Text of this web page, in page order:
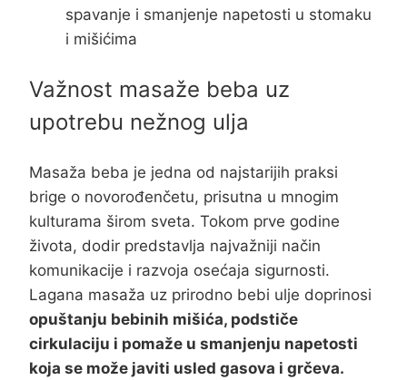
spavanje i smanjenje napetosti u stomaku
i mišićima
Važnost masaže beba uz
upotrebu nežnog ulja
Masaža beba je jedna od najstarijih praksi
brige o novorođenčetu, prisutna u mnogim
kulturama širom sveta. Tokom prve godine
života, dodir predstavlja najvažniji način
komunikacije i razvoja osećaja sigurnosti.
Lagana masaža uz prirodno bebi ulje doprinosi
opuštanju bebinih mišića, podstiče
cirkulaciju i pomaže u smanjenju napetosti
koja se može javiti usled gasova i grčeva.